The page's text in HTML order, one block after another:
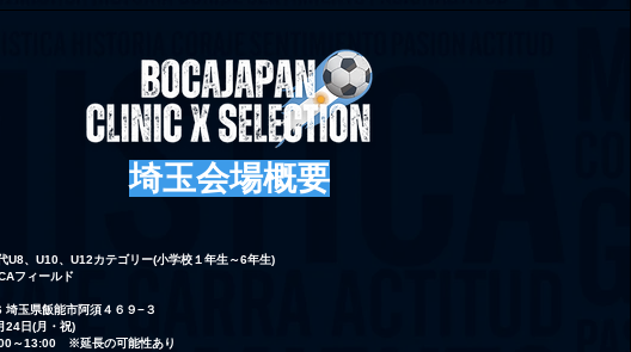
の資格を併せ持つ
ルを指導します。
04
埼玉会場概要
U8、U10、U12カテゴリー(小学校１年生～6年生)
フィールド
玉県飯能市阿須４６９−３
24日(月・祝)
～13:00 ※延長の可能性あり